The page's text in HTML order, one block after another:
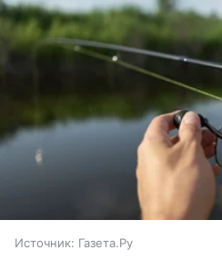
Источник: Газета.Ру